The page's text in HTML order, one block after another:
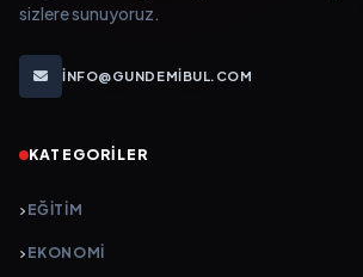
sizlere sunuyoruz.
INFO@GUNDEMIBUL.COM
KATEGORILER
EĞITIM
EKONOMI